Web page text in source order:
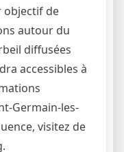
objectif de
autour du
diffusées
accessibles à
Germain-les-
visitez de